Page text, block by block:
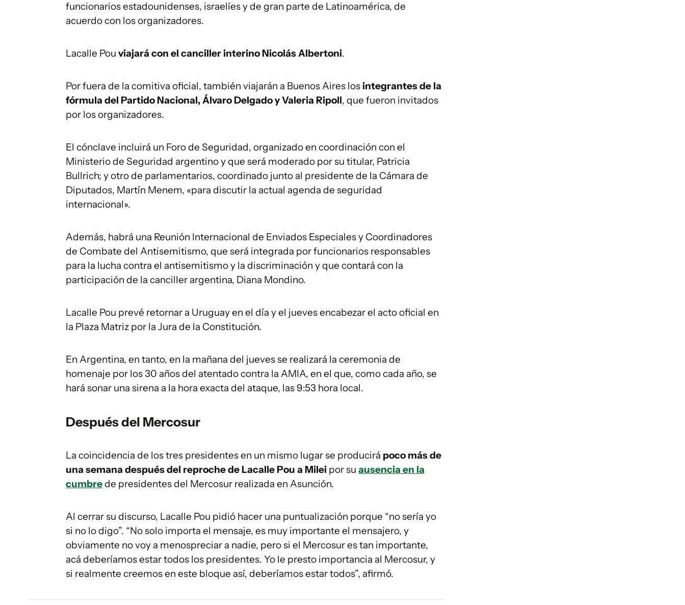
funcionarios estadounidenses, israelíes y de gran parte de Latinoamérica, de
acuerdo con los organizadores.
Lacalle Pou viajará con el canciller interino Nicolás Albertoni.
Por fuera de la comitiva oficial, también viajarán a Buenos Aires los integrantes de la
fórmula del Partido Nacional, Álvaro Delgado y Valeria Ripoll, que fueron invitados
por los organizadores.
El cónclave incluirá un Foro de Seguridad, organizado en coordinación con el
Ministerio de Seguridad argentino y que será moderado por su titular, Patricia
Bullrich; y otro de parlamentarios, coordinado junto al presidente de la Cámara de
Diputados, Martín Menem, «para discutir la actual agenda de seguridad
internacional».
Además, habrá una Reunión Internacional de Enviados Especiales y Coordinadores
de Combate del Antisemitismo, que será integrada por funcionarios responsables
para la lucha contra el antisemitismo y la discriminación y que contará con la
participación de la canciller argentina, Diana Mondino.
Lacalle Pou prevé retornar a Uruguay en el día y el jueves encabezar el acto oficial en
la Plaza Matriz por la Jura de la Constitución.
En Argentina, en tanto, en la mañana del jueves se realizará la ceremonia de
homenaje por los 30 años del atentado contra la AMIA, en el que, como cada año, se
hará sonar una sirena a la hora exacta del ataque, las 9:53 hora local.
Después del Mercosur
La coincidencia de los tres presidentes en un mismo lugar se producirá poco más de
una semana después del reproche de Lacalle Pou a Milei por su ausencia en la
cumbrede presidentes del Mercosur realizada en Asunción.
Al cerrar su discurso, Lacalle Pou pidió hacer una puntualización porque “no sería yo
si no lo digo”. “No solo importa el mensaje, es muy importante el mensajero, y
obviamente no voy a menospreciar a nadie, pero si el Mercosur es tan importante,
acá deberíamos estar todos los presidentes. Yo le presto importancia al Mercosur, y
si realmente creemos en este bloque así, deberíamos estar todos”, afirmó.